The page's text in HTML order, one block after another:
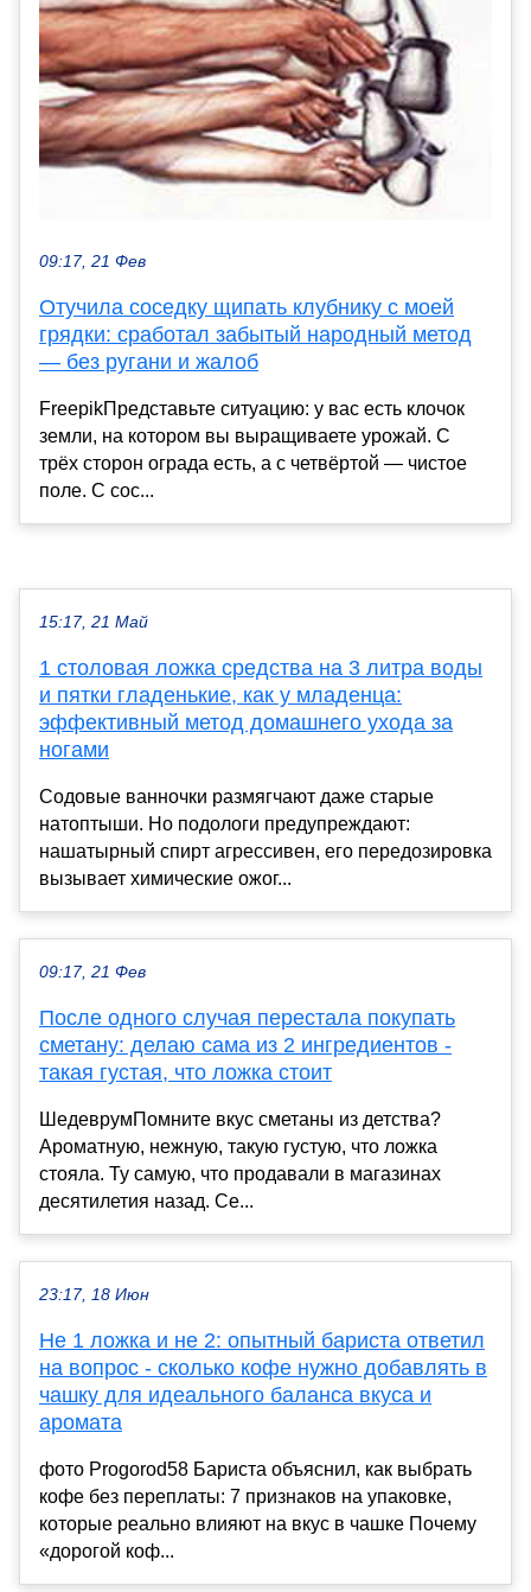
09:17, 21 Фев
Отучила соседку щипать клубнику с моей
грядки: сработал забытый народный метод
— без ругани и жалоб
FreepikПредставьте ситуацию: у вас есть клочок
земли, на котором вы выращиваете урожай. С
трёх сторон ограда есть, а с четвёртой — чистое
поле. С сос...
15:17, 21 Май
1 столовая ложка средства на 3 литра воды
и пятки гладенькие, как у младенца:
эффективный метод домашнего ухода за
ногами
Содовые ванночки размягчают даже старые
натоптыши. Но подологи предупреждают:
нашатырный спирт агрессивен, его передозировка
вызывает химические ожог...
09:17, 21 Фев
После одного случая перестала покупать
сметану: делаю сама из 2 ингредиентов -
такая густая, что ложка стоит
ШедеврумПомните вкус сметаны из детства?
Ароматную, нежную, такую густую, что ложка
стояла. Ту самую, что продавали в магазинах
десятилетия назад. Се...
23:17, 18 Июн
Не 1 ложка и не 2: опытный бариста ответил
на вопрос - сколько кофе нужно добавлять в
чашку для идеального баланса вкуса и
аромата
фото Progorod58 Бариста объяснил, как выбрать
кофе без переплаты: 7 признаков на упаковке,
которые реально влияют на вкус в чашке Почему
«дорогой коф...